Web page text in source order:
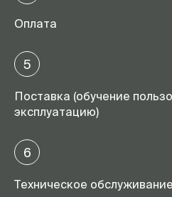
Оплата
5
Поставка (обучение
эксплуатацию)
6
Техническое обслуживание